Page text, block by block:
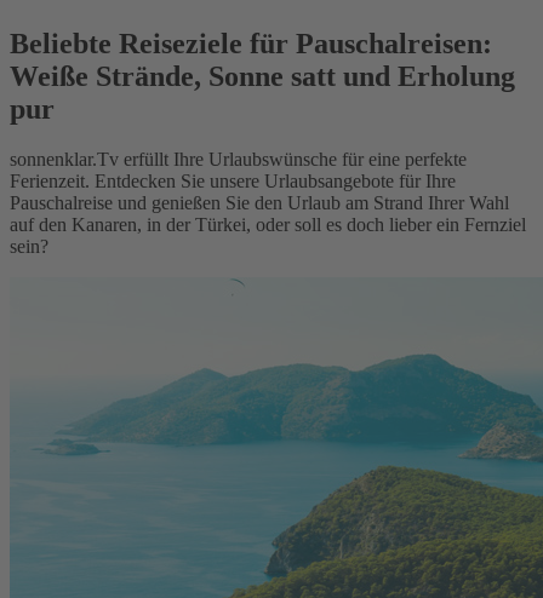
Beliebte Reiseziele für Pauschalreisen:
Weiße Strände, Sonne satt und Erholung
pur
sonnenklar.Tv erfüllt Ihre Urlaubswünsche für eine perfekte
Ferienzeit. Entdecken Sie unsere Urlaubsangebote für Ihre
Pauschalreise und genießen Sie den Urlaub am Strand Ihrer Wahl
auf den Kanaren, in der Türkei, oder soll es doch lieber ein Fernziel
sein?